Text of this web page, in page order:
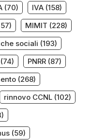
(70) IVA (158)
MIMIT (228)
sociali (193)
(74) PNRR (87)
(268)
rinnovo CCNL (102)
(59)